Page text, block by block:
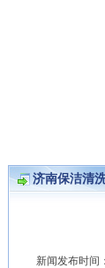
济南保洁清
新闻发布时间